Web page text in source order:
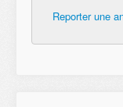
Reporter une